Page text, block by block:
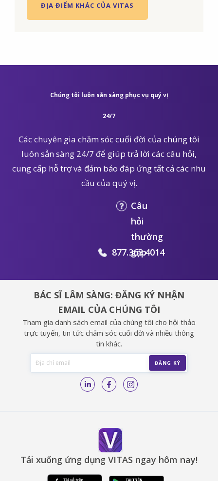
ĐỊA ĐIỂM KHÁC CỦA VITAS
Chúng tôi luôn sẵn sàng phục vụ quý vị
24/7
Các chuyên gia chăm sóc cuối đời của chúng tôi
luôn sẵn sàng 24/7 để giúp trả lời các câu hỏi,
cung cấp hỗ trợ và đảm bảo đáp ứng tất cả các nhu
cầu của quý vị.
877.363.4014
Câu
hỏi
thường
gặp
BÁC SĨ LÂM SÀNG: ĐĂNG KÝ NHẬN
EMAIL CỦA CHÚNG TÔI
Tham gia danh sách email của chúng tôi cho hội thảo
trực tuyến, tin tức chăm sóc cuối đời và nhiều thông
tin khác.
Tải xuống ứng dụng VITAS ngay hôm nay!